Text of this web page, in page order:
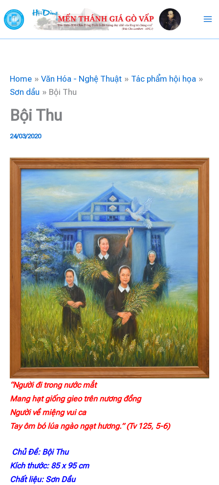
to
content
Home Văn Hóa - Nghệ Thuật
Tác phẩm hội họa
Sơn dầu
Bội Thu
Bội Thu
24/03/2020
“Người đi trong nước mắt
Mang hạt giống gieo trên nương đồng
Người về miệng vui ca
Tay ôm bó lúa ngào ngạt hương.” (Tv 125, 5-6)
Chủ Đề: Bội Thu
Kích thước: 85 x 95 cm
Chất liệu: Sơn Dầu